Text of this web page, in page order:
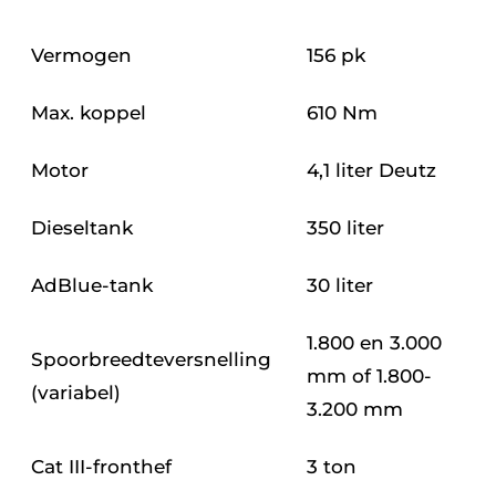
Vermogen 156 pk
Max. koppel 610 Nm
Motor 4,1 liter Deutz
Dieseltank 350 liter
AdBlue-tank 30 liter
Spoorbreedteversnelling
(variabel)
1.800 en 3.000
mm of 1.800-
3.200 mm
Cat III-fronthef 3 ton